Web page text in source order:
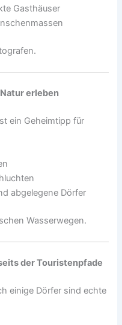
Gasthäuser
erleben
ein Geheimtipp für
abgelegene Dörfer
Wasserwegen.
der Touristenpfade
einige Dörfer sind echte